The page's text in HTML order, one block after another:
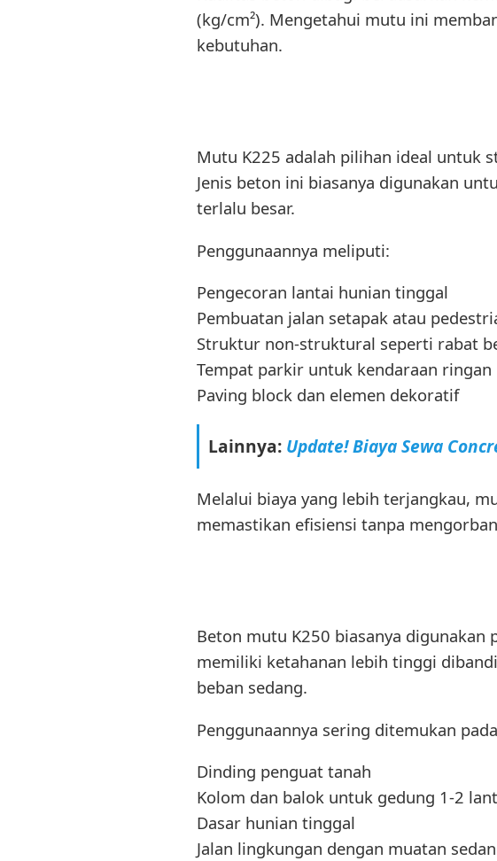
(kg/cm²). Mengetahui mutu ini
kebutuhan.
Mutu K225 adalah pilihan ideal untuk
Jenis beton ini biasanya digunakan
terlalu besar.
Penggunaannya meliputi:
Pengecoran lantai hunian tinggal
Pembuatan jalan setapak atau
Struktur non-struktural seperti rabat
Tempat parkir untuk kendaraan ringan
Paving block dan elemen dekoratif
Lainnya: Update! Biaya Sewa
Melalui biaya yang lebih terjangkau,
memastikan efisiensi tanpa
Beton mutu K250 biasanya digunakan
memiliki ketahanan lebih tinggi
beban sedang.
Penggunaannya sering ditemukan
Dinding penguat tanah
Kolom dan balok untuk gedung 1-2
Dasar hunian tinggal
Jalan lingkungan dengan muatan